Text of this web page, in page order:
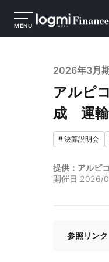
MENU
2026年3月
アルピ
成 運輸
#決算説明会
提供：アルピ
開催日 2026/
参照リンク